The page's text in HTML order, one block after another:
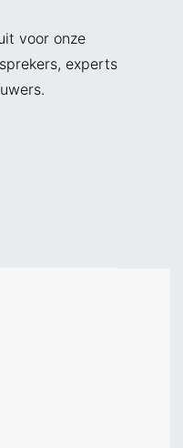
voor onze
experts